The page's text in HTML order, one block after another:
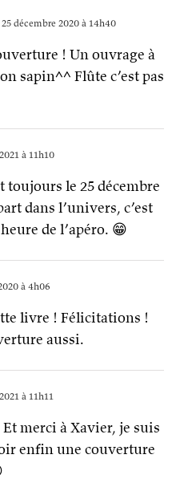
25 décembre 2020 à 14h40
! Un ouvrage à
sapin^^ Flûte c’est pas
à 11h10
toujours le 25 décembre
dans l’univers, c’est
de l’apéro. 😁
à 4h06
livre ! Félicitations !
aussi.
à 11h11
merci à Xavier, je suis
enfin une couverture